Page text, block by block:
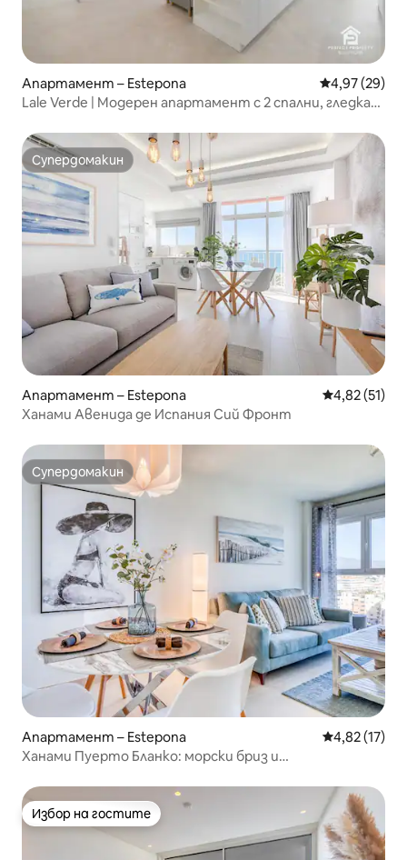
Апартамент – Estepona Средна
4,97 (29)
Lale Verde | Модерен апартамент с 2 спални, гледка
Супердомакин
Супердомакин
Апартамент – Estepona Средна
4,82 (51)
Ханами Авенида де Испания Сий Фронт
Супердомакин
Супердомакин
Апартамент – Estepona Средна
4,82 (17)
Ханами Пуерто Бланко: морски бриз и
Избор на гостите
Избор на гостите